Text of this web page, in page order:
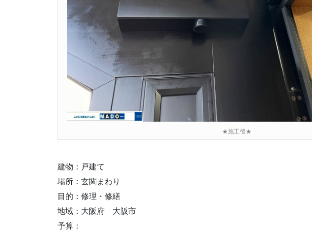
★施工後★
建物：戸建て
場所：玄関まわり
目的：修理・修繕
地域：大阪府 大阪市
予算：